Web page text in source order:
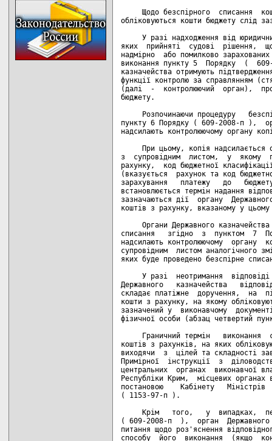
Щодо безспірного  списання
обліковуються кошти бюджету слід
У разі надходження від
яких  прийняті  судові  рішення,
надмірно  або помилково
виконання пункту 5  Порядку  (
казначейства отримують
функції контролю за справлянням
(далі  -  контролюючий  орган),
бюджету.
Розпочинаючи процедуру
пункту 6 Порядку ( 609-2008-п ),
надсилають контролюючому органу
При цьому, копія надсилається
з  супровідним  листом,  у  якому
рахунку,  код бюджетної
(вказується  рахунок та код
зарахування   платежу   до
встановлюється термін надання
зазначаються дії  органу
коштів з рахунку, вказаному у
Органи Державного
списання   згідно  з  пунктом  7
надсилають контролюючому  органу
супровідним  листом аналогічного
яких буде проведено безспірне
У разі  неотримання
Державного   казначейства
складає платіжне  доручення,  на
кошти з рахунку, на якому
зазначений у  виконавчому
фізичної особи (абзац четвертий
Граничний термін   виконання
коштів з рахунків, на яких
виходячи  з  цілей та складності
Примірної  інструкції  з
центральних  органах  виконавчої
Республіки Крим,  місцевих органах
постановою    Кабінету
( 1153-97-п ).
Крім   того,   у  випадках,
( 609-2008-п  ),  орган  Державного
питання щодо роз'яснення
способу  його  виконання  (якщо